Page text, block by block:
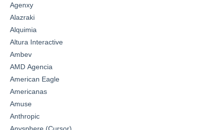
Agenxy
Alazraki
Alquimia
Altura Interactive
Ambev
AMD Agencia
American Eagle
Americanas
Amuse
Anthropic
Anysphere (Cursor)